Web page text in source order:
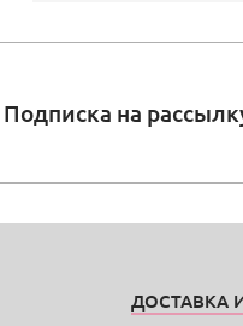
Подписка на
ДОСТАВКА